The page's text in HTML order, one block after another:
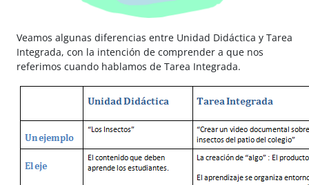
Veamos algunas diferencias entre Unidad Didáctica y Tarea
Integrada, con la intención de comprender a que nos
referimos cuando hablamos de Tarea Integrada.